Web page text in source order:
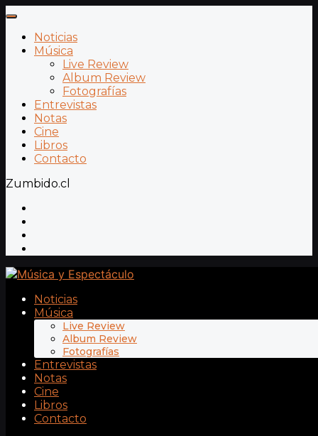
Noticias
Música
Live Review
Album Review
Fotografías
Entrevistas
Notas
Cine
Libros
Contacto
Zumbido.cl
Noticias
Música
Live Review
Album Review
Fotografías
Entrevistas
Notas
Cine
Libros
Contacto